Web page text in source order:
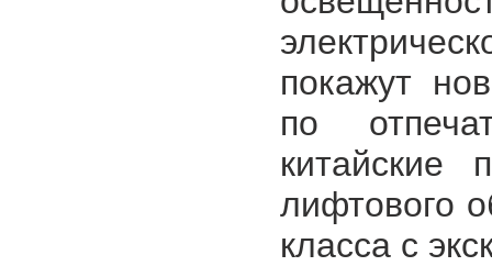
покажут
по
китайские
лифтового
класса с